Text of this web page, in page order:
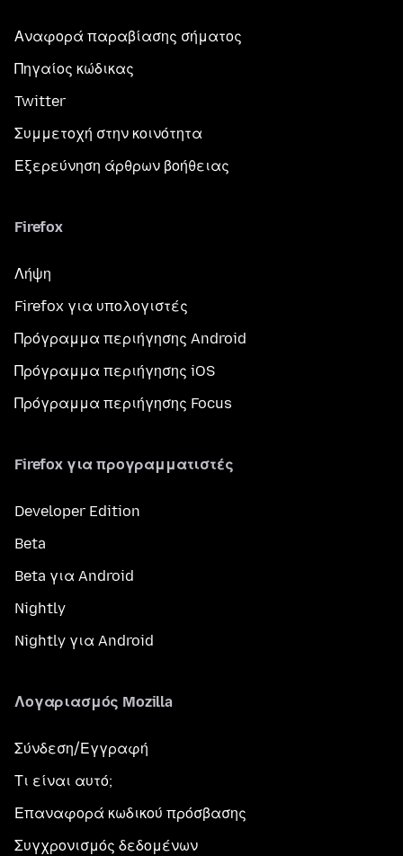
Αναφορά παραβίασης σήματος
Πηγαίος κώδικας
Twitter
Συμμετοχή στην κοινότητα
Εξερεύνηση άρθρων βοήθειας
Firefox
Λήψη
Firefox για υπολογιστές
Πρόγραμμα περιήγησης Android
Πρόγραμμα περιήγησης iOS
Πρόγραμμα περιήγησης Focus
Firefox για προγραμματιστές
Developer Edition
Beta
Beta για Android
Nightly
Nightly για Android
Λογαριασμός Mozilla
Σύνδεση/Εγγραφή
Τι είναι αυτό;
Επαναφορά κωδικού πρόσβασης
Συγχρονισμός δεδομένων